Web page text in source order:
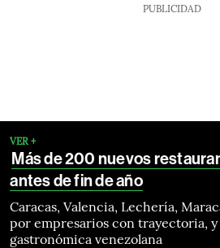
PUBLICIDAD
VER +
Más de 200 nuevos
antes de fin de año
Caracas, Valencia, Lechería,
por empresarios con trayectoria,
gastronómica venezolana